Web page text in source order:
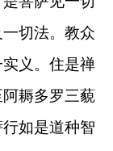
切法。教众
义。住是禅
耨多罗三藐
如是道种智